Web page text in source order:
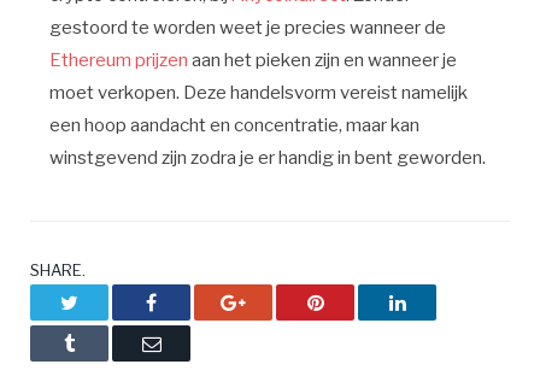
gestoord te worden weet je precies wanneer de
Ethereum prijzen aan het pieken zijn en wanneer je
moet verkopen. Deze handelsvorm vereist namelijk
een hoop aandacht en concentratie, maar kan
winstgevend zijn zodra je er handig in bent geworden.
SHARE.
Facebook Google+ Pinterest LinkedIn
Tumblr Email